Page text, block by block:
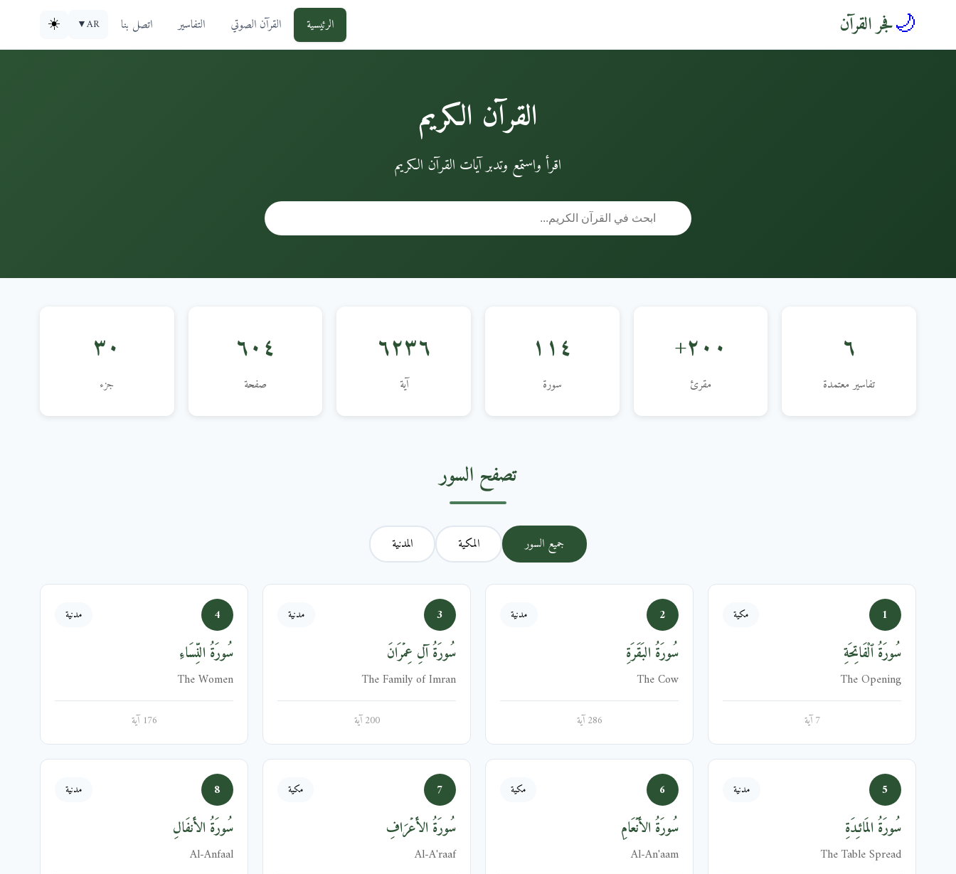
🌙فجر القرآن الرئيسية القرآن الصوتي التفاسير اتصل بنا AR
▼
☀️
القرآن الكريم
اقرأ واستمع وتدبر آيات القرآن الكريم
٦
تفاسير معتمدة
٢٠٠+
مقرئ
١١٤
سورة
٦٢٣٦
آية
٦٠٤
صفحة
٣٠
جزء
تصفح السور
جميع السور المكية المدنية
1 مكية
سُورَةُ ٱلْفَاتِحَةِ
The Opening
7 آية
2 مدنية
سُورَةُ البَقَرَةِ
The Cow
286 آية
3 مدنية
سُورَةُ آلِ عِمۡرَانَ
The Family of Imran
200 آية
4 مدنية
سُورَةُ النِّسَاءِ
The Women
176 آية
5 مدنية
سُورَةُ المَائـِدَةِ
The Table Spread
6 مكية
سُورَةُ الأَنۡعَامِ
Al-An'aam
7 مكية
سُورَةُ الأَعۡرَافِ
Al-A'raaf
8 مدنية
سُورَةُ الأَنفَالِ
Al-Anfaal